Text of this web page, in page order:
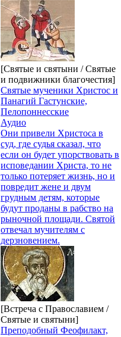
[Святые и святыни / Святые
и подвижники благочестия]
Святые мученики Христос и
Панагий Гастунские,
Пелопоннесские
Аудио
Они привели Христоса в
суд, где судья сказал, что
если он будет упорствовать в
исповедании Христа, то не
только потеряет жизнь, но и
повредит жене и двум
грудным детям, которые
будут проданы в рабство на
рыночной площади. Святой
отвечал мучителям с
дерзновением.
[Встреча с Православием /
Святые и святыни]
Преподобный Феофилакт,